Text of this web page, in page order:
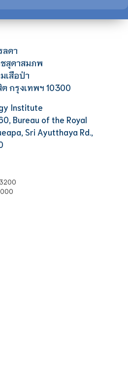
ลดา
สุดาสมภพ
เสือป่า
กรุงเทพฯ 10300
Institute
Bureau of the Royal
Sri Ayutthaya Rd.,